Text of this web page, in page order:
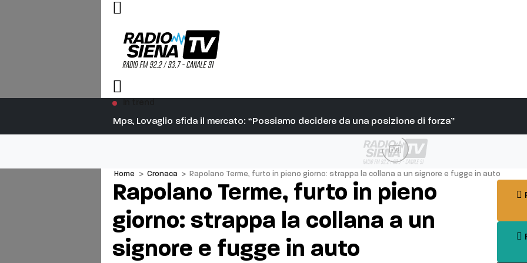
Mps, Lovaglio sfida il mercato: “Possiamo decidere da una posizione di forza”
Ad
Home > Cronaca > Rapolano Terme, furto in pieno giorno: strappa la collana a un signore e fugge in auto
Rapolano Terme, furto in pieno
giorno: strappa la collana a un
signore e fugge in auto